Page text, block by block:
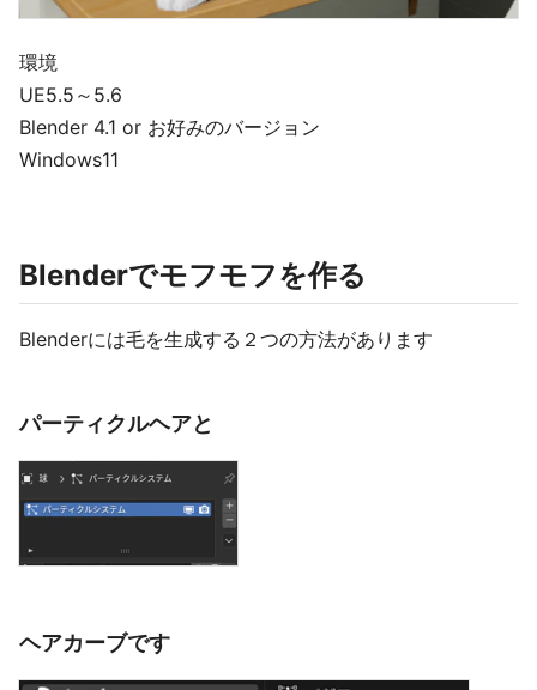
環境
UE5.5～5.6
Blender 4.1 or お好みのバージョン
Windows11
Blenderでモフモフを作る
Blenderには毛を生成する２つの方法があります
パーティクルヘアと
ヘアカーブです